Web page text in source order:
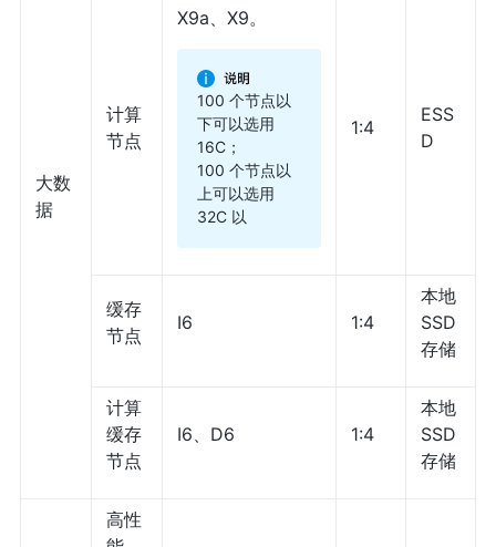
大数
据
计算
节点
X9a、X9。
100 个节点以
下可以选用
16C；
100 个节点以
上可以选用
32C 以
1:4
ESS
D
缓存
节点
I6 1:4
本地
SSD
存储
计算
缓存
节点
I6、D6 1:4
本地
SSD
存储
高性